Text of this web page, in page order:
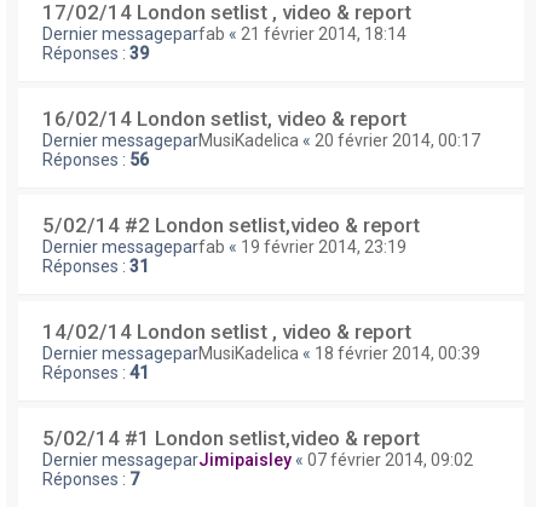
17/02/14 London setlist , video & report
Dernier messageparfab « 21 février 2014, 18:14
Réponses : 39
16/02/14 London setlist, video & report
Dernier messageparMusiKadelica « 20 février 2014, 00:17
Réponses : 56
5/02/14 #2 London setlist,video & report
Dernier messageparfab « 19 février 2014, 23:19
Réponses : 31
14/02/14 London setlist , video & report
Dernier messageparMusiKadelica « 18 février 2014, 00:39
Réponses : 41
5/02/14 #1 London setlist,video & report
Dernier messageparJimipaisley « 07 février 2014, 09:02
Réponses : 7